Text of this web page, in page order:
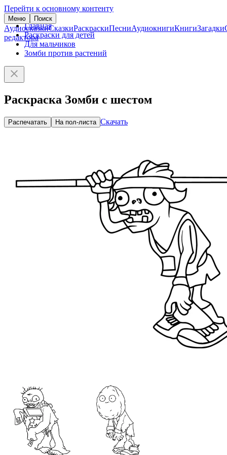
Перейти к основному контенту
Меню Поиск
АудиосказкиСказкиРаскраскиПесниАудиокнигиКнигиЗагадки
редактора
Главная
Раскраски для детей
Для мальчиков
Зомби против растений
Раскраска Зомби с шестом
Распечатать На пол-листа Скачать